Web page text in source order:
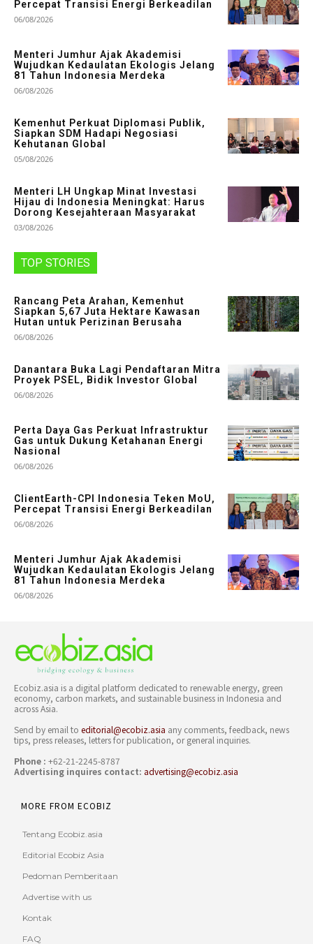
Percepat Transisi Energi Berkeadilan
06/08/2026
Menteri Jumhur Ajak Akademisi
Wujudkan Kedaulatan Ekologis Jelang
81 Tahun Indonesia Merdeka
06/08/2026
Kemenhut Perkuat Diplomasi Publik,
Siapkan SDM Hadapi Negosiasi
Kehutanan Global
05/08/2026
Menteri LH Ungkap Minat Investasi
Hijau di Indonesia Meningkat: Harus
Dorong Kesejahteraan Masyarakat
03/08/2026
TOP STORIES
Rancang Peta Arahan, Kemenhut
Siapkan 5,67 Juta Hektare Kawasan
Hutan untuk Perizinan Berusaha
06/08/2026
Danantara Buka Lagi Pendaftaran Mitra
Proyek PSEL, Bidik Investor Global
06/08/2026
Perta Daya Gas Perkuat Infrastruktur
Gas untuk Dukung Ketahanan Energi
Nasional
06/08/2026
ClientEarth-CPI Indonesia Teken MoU,
Percepat Transisi Energi Berkeadilan
06/08/2026
Menteri Jumhur Ajak Akademisi
Wujudkan Kedaulatan Ekologis Jelang
81 Tahun Indonesia Merdeka
06/08/2026
Ecobiz.asia is a digital platform dedicated to renewable energy, green
economy, carbon markets, and sustainable business in Indonesia and
across Asia.
Send by email to editorial@ecobiz.asia any comments, feedback, news
tips, press releases, letters for publication, or general inquiries.
Phone : +62-21-2245-8787
Advertising inquires contact: advertising@ecobiz.asia
MORE FROM ECOBIZ
Tentang Ecobiz.asia
Editorial Ecobiz Asia
Pedoman Pemberitaan
Advertise with us
Kontak
FAQ